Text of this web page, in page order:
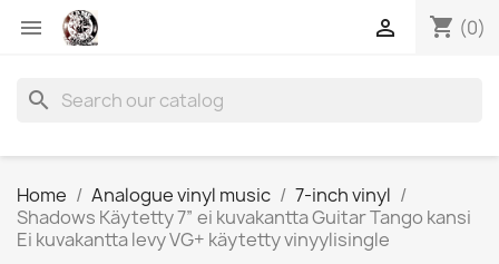
 shopping_cart (0)

search
Home Analogue vinyl music
7-inch vinyl
Shadows Käytetty 7” ei kuvakantta Guitar Tango kansi
Ei kuvakantta levy VG+ käytetty vinyylisingle